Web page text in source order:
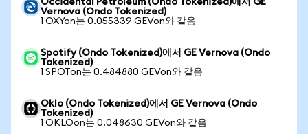
Occidental Petroleum (Ondo Tokenized)에서 GE
Vernova (Ondo Tokenized)
1 OXYon는 0.055339 GEVon와 같음
Spotify (Ondo Tokenized)에서 GE Vernova (Ondo
Tokenized)
1 SPOTon는 0.484880 GEVon와 같음
Oklo (Ondo Tokenized)에서 GE Vernova (Ondo
Tokenized)
1 OKLOon는 0.048630 GEVon와 같음